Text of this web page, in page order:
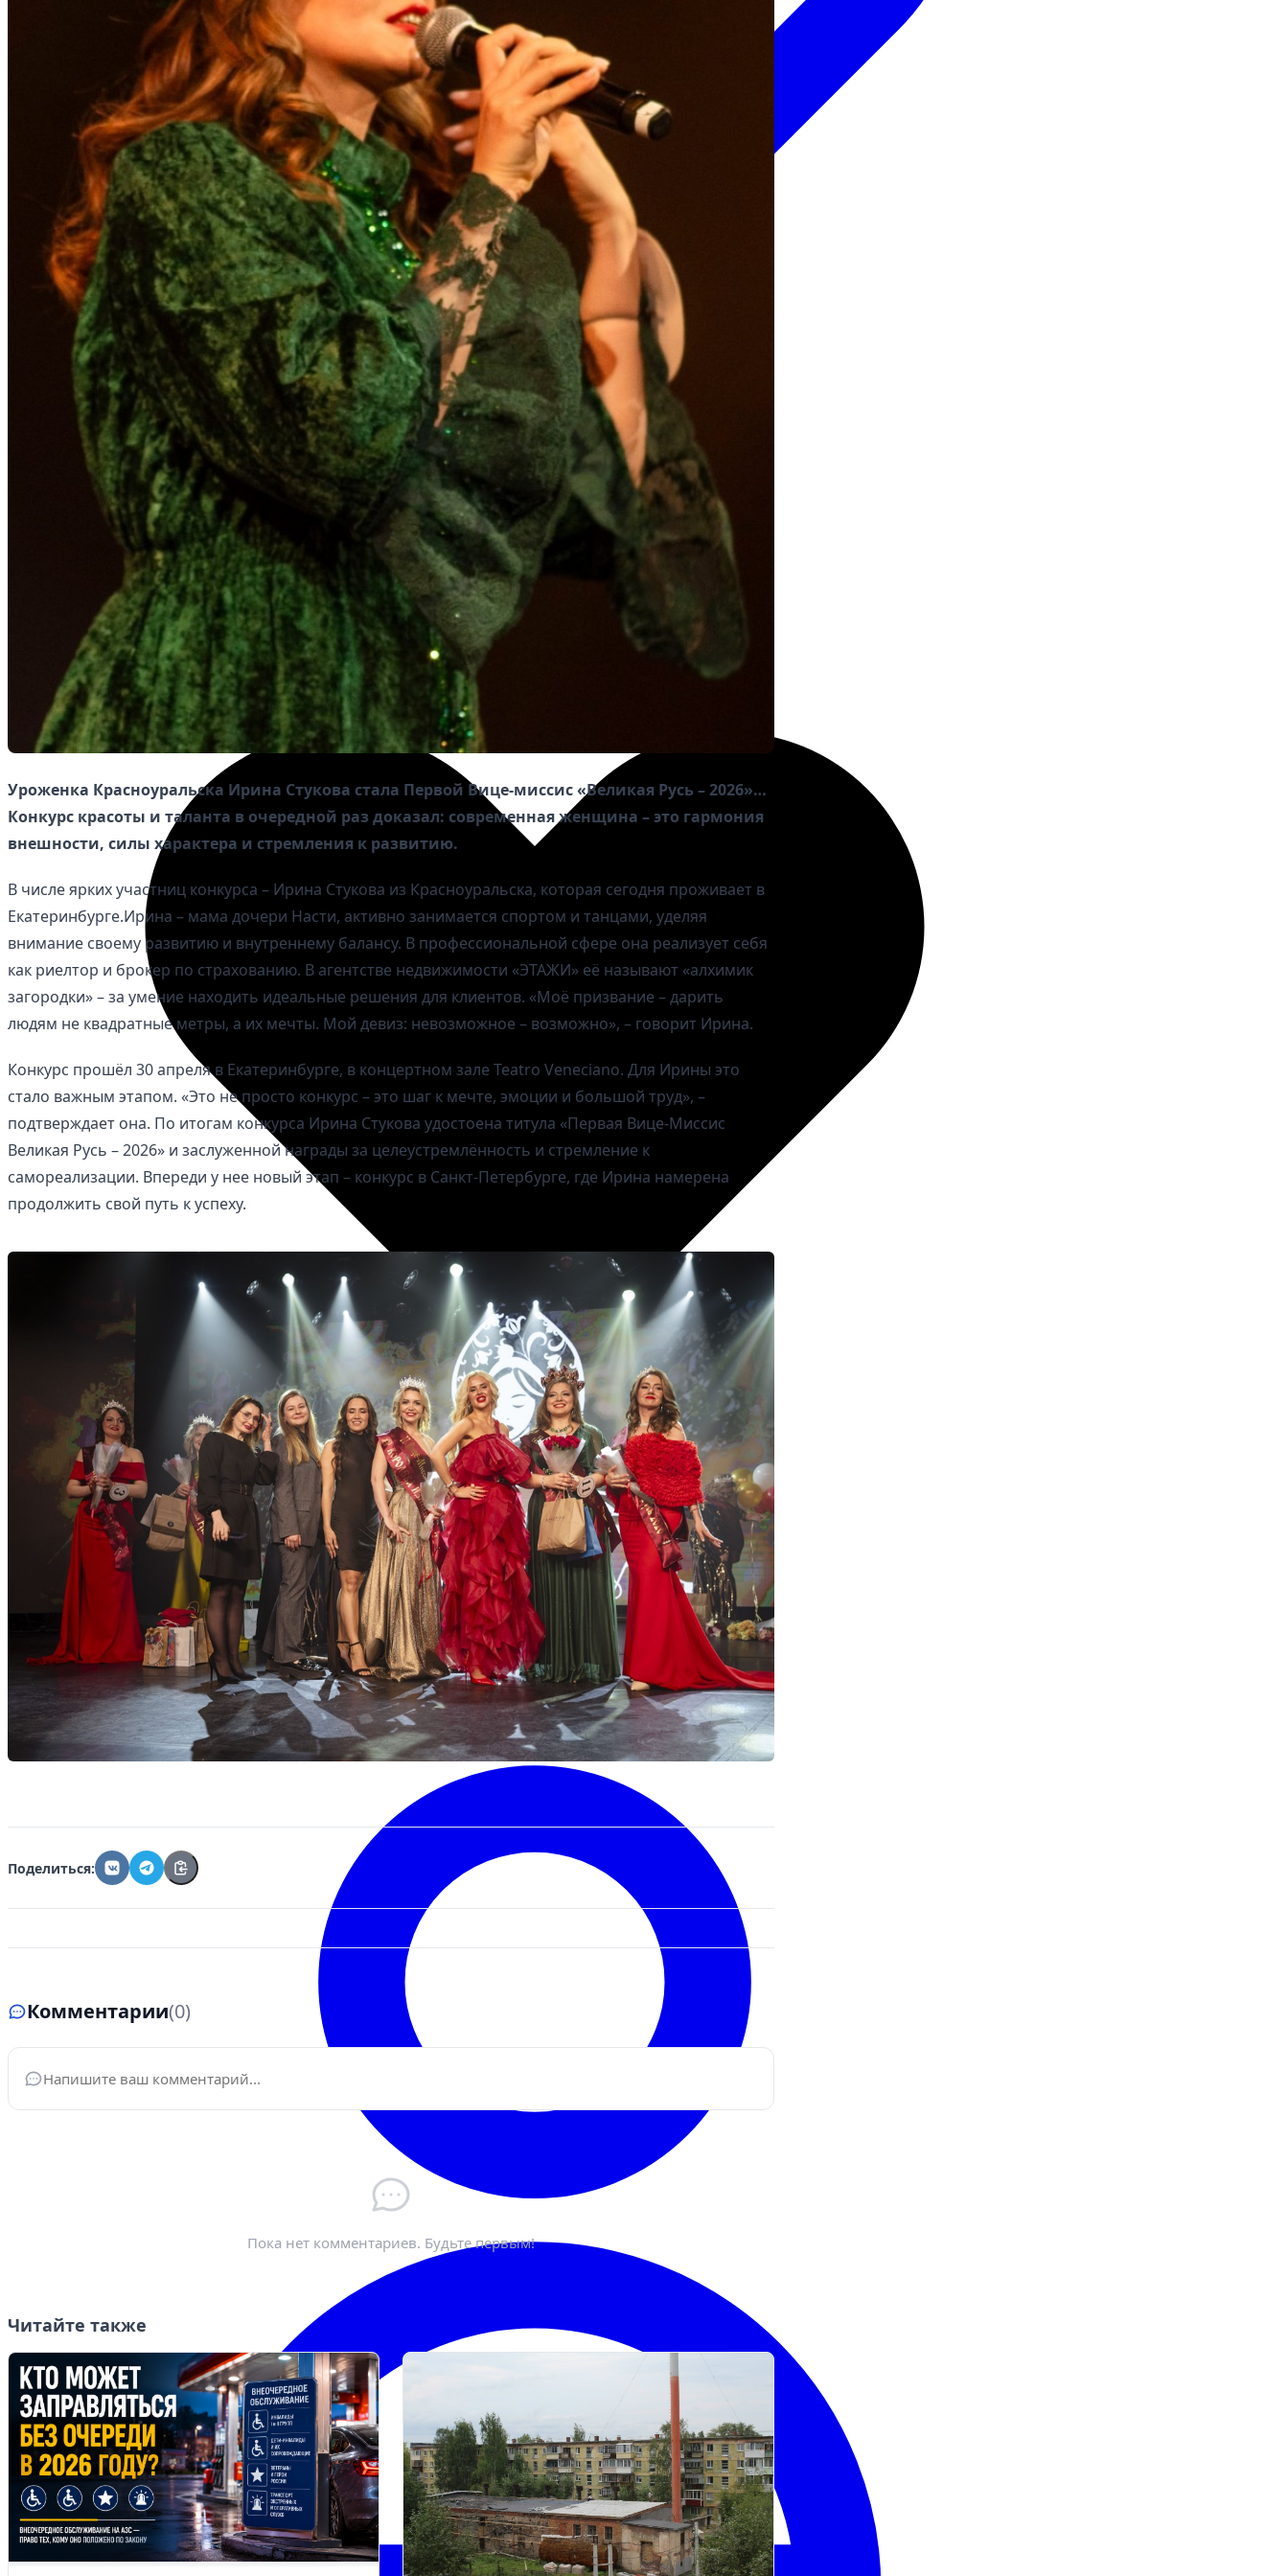
Избранное
Сохраняйте интересные объявления, чтобы быстро вернуться к ним позже.
Перейти в избранное
Уроженка Красноуральска Ирина Стукова стала Первой Вице-миссис «Великая Русь – 2026»…
Конкурс красоты и таланта в очередной раз доказал: современная женщина – это гармония
внешности, силы характера и стремления к развитию.
В числе ярких участниц конкурса – Ирина Стукова из Красноуральска, которая сегодня проживает в
Екатеринбурге.Ирина – мама дочери Насти, активно занимается спортом и танцами, уделяя
внимание своему развитию и внутреннему балансу. В профессиональной сфере она реализует себя
как риелтор и брокер по страхованию. В агентстве недвижимости «ЭТАЖИ» её называют «алхимик
загородки» – за умение находить идеальные решения для клиентов. «Моё призвание – дарить
людям не квадратные метры, а их мечты. Мой девиз: невозможное – возможно», – говорит Ирина.
Конкурс прошёл 30 апреля в Екатеринбурге, в концертном зале Teatro Veneciano. Для Ирины это
стало важным этапом. «Это не просто конкурс – это шаг к мечте, эмоции и большой труд», –
подтверждает она. По итогам конкурса Ирина Стукова удостоена титула «Первая Вице-Миссис
Великая Русь – 2026» и заслуженной награды за целеустремлённость и стремление к
самореализации. Впереди у нее новый этап – конкурс в Санкт-Петербурге, где Ирина намерена
продолжить свой путь к успеху.
Поделиться:
Комментарии(0)
Ваше имя* Электронная почта*
Пока нет комментариев. Будьте первым!
Читайте также